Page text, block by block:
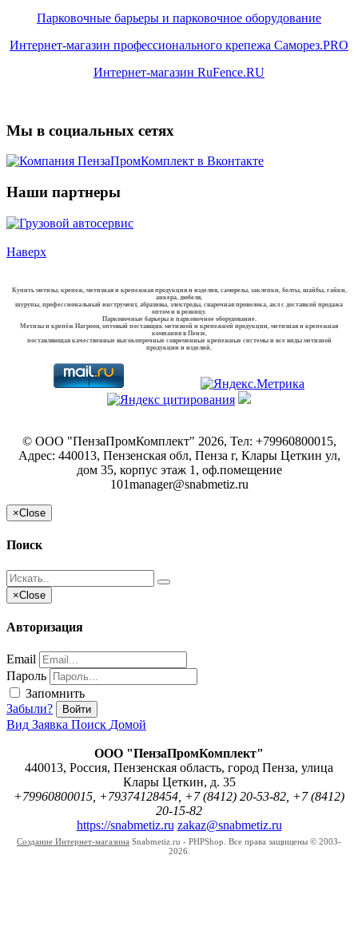
Парковочные барьеры и парковочное оборудование
Интернет-магазин профессионального крепежа Саморез.PRO
Интернет-магазин RuFence.RU
Мы в социальных сетях
Наши партнеры
Наверх
Купить метизы, крепеж, метизная и крепежная продукция и изделия, саморезы, заклепки, болты, шайбы, гайки,
анкера, дюбеля,
шурупы, профессиональный инструмент, абразивы, электроды, сварочная проволока, акл с доставкой продажа
оптом и в розницу.
Парковочные барьеры и парковочное оборудование.
Метизы и крепёж Harpoon, оптовый поставщик метизной и крепежной продукции, метизная и крепежная
компания в Пензе,
поставляющая качественные высокопрочные современные крепежные системы и все виды метизной
продукции и изделий.
© ООО "ПензаПромКомплект" 2026, Тел: +79960800015,
Адрес: 440013, Пензенская обл, Пенза г, Клары Цеткин ул,
дом 35, корпус этаж 1, оф.помещение
101manager@snabmetiz.ru
×Close
Поиск
×Close
Авторизация
Email
Пароль
Запомнить
Забыли?
Войти
Вид Заявка Поиск Домой
ООО "ПензаПромКомплект"
440013, Россия, Пензенская область, город Пенза, улица
Клары Цеткин, д. 35
+79960800015, +79374128454, +7 (8412) 20-53-82, +7 (8412)
20-15-82
https://snabmetiz.ru zakaz@snabmetiz.ru
Создание Интернет-магазина Snabmetiz.ru - PHPShop. Все права защищены © 2003-
2026.